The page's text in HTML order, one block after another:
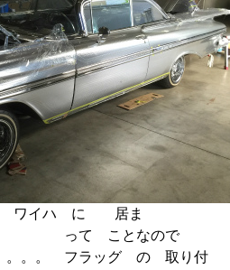
イハ に 居ま
」 って ことなので
。。。 フラッグ の 取り付